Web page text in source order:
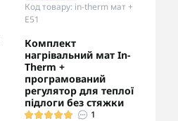
Код товару: in-therm мат +
E51
Комплект
нагрівальний мат In-
Therm +
програмований
регулятор для теплої
підлоги без стяжки
1